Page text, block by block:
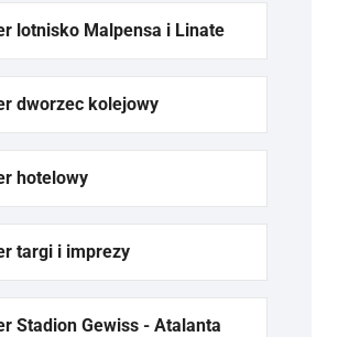
lotnisko Malpensa i Linate
dworzec kolejowy
hotelowy
targi i imprezy
Stadion Gewiss - Atalanta